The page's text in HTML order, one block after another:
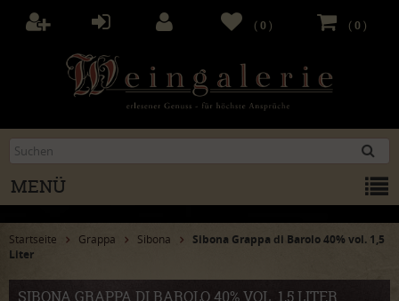
(0 )
(0 )
MENÜ
Startseite Grappa Sibona
Sibona Grappa di Barolo 40% vol. 1,5
Liter
SIBONA GRAPPA DI BAROLO 40% VOL. 1,5 LITER